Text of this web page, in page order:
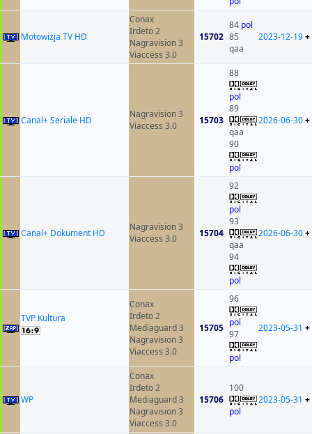
Motowizja TV HD
Conax
Irdeto 2
Nagravision 3
Viaccess 3.0
15702
84 pol
85
qaa
2023-12-19+
Canal+ Seriale HD
Nagravision 3
Viaccess 3.0
15703
88
pol
89
qaa
90
pol
2026-06-30+
Canal+ Dokument HD
Nagravision 3
Viaccess 3.0
15704
92
pol
93
qaa
94
pol
2026-06-30+
TVP Kultura
Conax
Irdeto 2
Mediaguard 3
Nagravision 3
Viaccess 3.0
15705
96
pol
97
pol
2023-05-31 +
WP
Conax
Irdeto 2
Mediaguard 3
Nagravision 3
Viaccess 3.0
15706
100
pol
2023-05-31 +